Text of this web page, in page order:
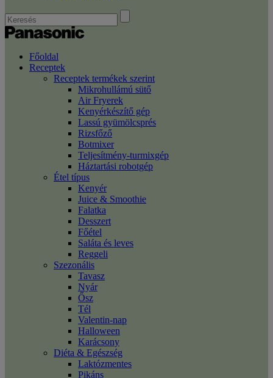
Főoldal
Receptek
Receptek termékek szerint
Mikrohullámú sütő
Air Fryerek
Kenyérkészítő gép
Lassú gyümölcsprés
Rizsfőző
Botmixer
Teljesítmény-turmixgép
Háztartási robotgép
Étel típus
Kenyér
Juice & Smoothie
Falatka
Desszert
Főétel
Saláta és leves
Reggeli
Szezonális
Tavasz
Nyár
Ősz
Tél
Valentin-nap
Halloween
Karácsony
Diéta & Egészség
Laktózmentes
Pikáns